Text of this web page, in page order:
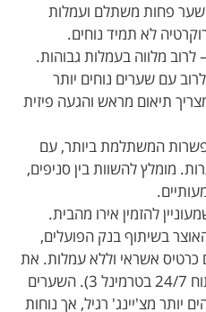
שער פחות משתלם ועמלות
לא תמיד נוחים.
– לרוב מלווה בעמלות גבוהות.
עם שערים נוחים יותר
תיאום מראש והגעה פיזית
המשתלמת ביותר, עם
מומלץ להשוות בין סניפים,
להזמין אירו מהבית.
בשיתוף בנק הפועלים,
אשראי וללא עמלות. את
האירו אוספים בנתב"ג (דוכן פתוח 24/7 בטרמינל 3). השערים
יותר מצ'יינג' רגיל, אך נוחות